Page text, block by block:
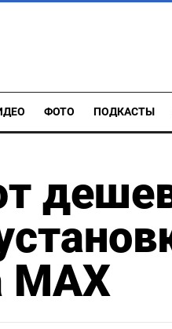
ФОТО ПОДКАСТЫ
MAX